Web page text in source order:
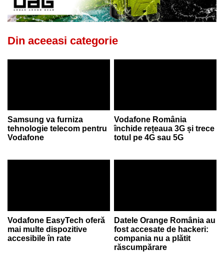
Din aceeasi categorie
Samsung va furniza
tehnologie telecom pentru
Vodafone
Vodafone România
închide rețeaua 3G și trece
totul pe 4G sau 5G
Vodafone EasyTech oferă
mai multe dispozitive
accesibile în rate
Datele Orange România au
fost accesate de hackeri:
compania nu a plătit
răscumpărare